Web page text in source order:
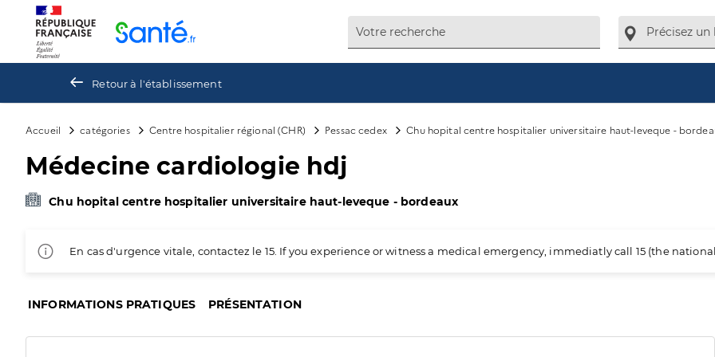
Retour à l'établissement
Accueil catégories Centre hospitalier régional (CHR) Pessac cedex Chu hopital centre hospitalier universitaire haut-leveque -
Médecine cardiologie hdj
Chu hopital centre hospitalier universitaire haut-leveque - bordeaux
En cas d'urgence vitale, contactez le 15. If you experience or witness a medical emergency, immediatly call 15 (the
INFORMATIONS PRATIQUES PRÉSENTATION
Panneau de gestion des cookies